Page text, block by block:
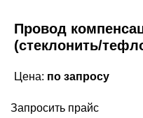
Провод
(стеклонить/
Цена: по запросу
Запросить прайс